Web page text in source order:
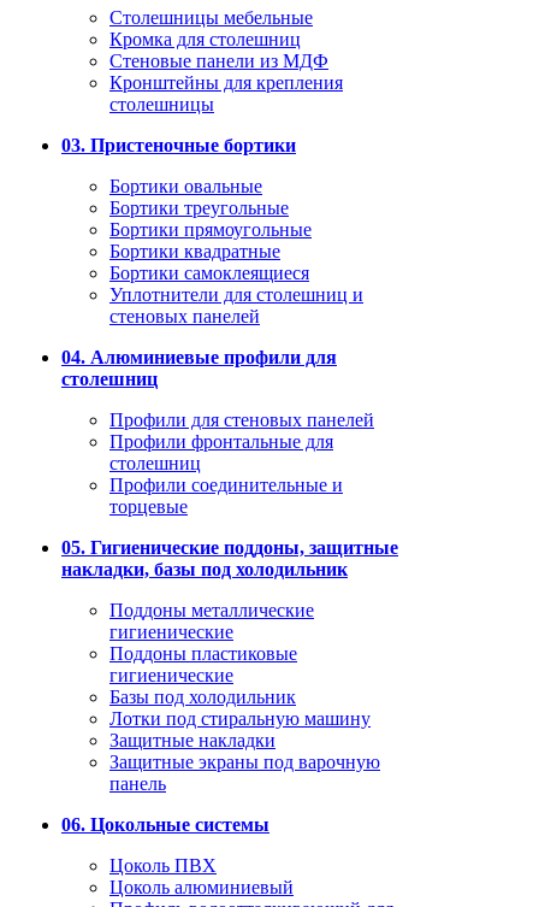
Столешницы мебельные
Кромка для столешниц
Стеновые панели из МДФ
Кронштейны для крепления
столешницы
03. Пристеночные бортики
Бортики овальные
Бортики треугольные
Бортики прямоугольные
Бортики квадратные
Бортики самоклеящиеся
Уплотнители для столешниц и
стеновых панелей
04. Алюминиевые профили для
столешниц
Профили для стеновых панелей
Профили фронтальные для
столешниц
Профили соединительные и
торцевые
05. Гигиенические поддоны, защитные
накладки, базы под холодильник
Поддоны металлические
гигиенические
Поддоны пластиковые
гигиенические
Базы под холодильник
Лотки под стиральную машину
Защитные накладки
Защитные экраны под варочную
панель
06. Цокольные системы
Цоколь ПВХ
Цоколь алюминиевый